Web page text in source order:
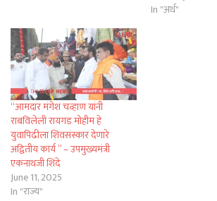
In "अर्थ"
“आमदार मंगेश चव्हाण यांनी
राबविलेली रायगड मोहीम हे
युवापिढीला शिवसंस्कार देणारे
अद्वितीय कार्य ” – उपमुख्यमंत्री
एकनाथजी शिंदे
June 11, 2025
In "राज्य"